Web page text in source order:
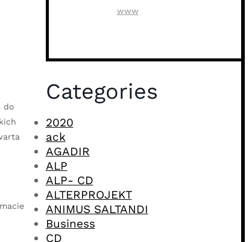
do
www
Categories
2020
ack
AGADIR
ALP
ALP- CD
ALTERPROJEKT
ANIMUS SALTANDI
Business
CD